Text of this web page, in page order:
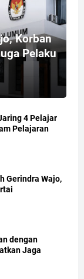
Korban
Pelaku
4 Pelajar
Pelajaran
Gerindra Wajo,
dengan
Jaga